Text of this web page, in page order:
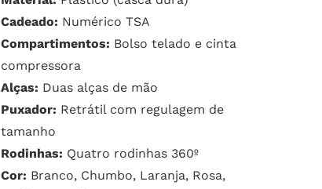
Cadeado: Numérico TSA
Compartimentos: Bolso telado e cinta
compressora
Alças: Duas alças de mão
Puxador: Retrátil com regulagem de
tamanho
Rodinhas: Quatro rodinhas 360º
Cor: Branco, Chumbo, Laranja, Rosa,